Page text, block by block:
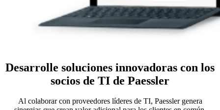
Desarrolle soluciones innovadoras con los
socios de TI de Paessler
Al colaborar con proveedores líderes de TI, Paessler genera